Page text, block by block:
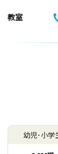
教室
幼児･小学